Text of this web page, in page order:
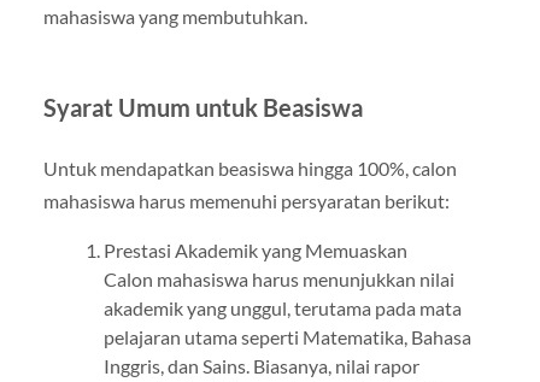
mahasiswa yang membutuhkan.
Syarat Umum untuk Beasiswa
Untuk mendapatkan beasiswa hingga 100%, calon
mahasiswa harus memenuhi persyaratan berikut:
Prestasi Akademik yang Memuaskan
Calon mahasiswa harus menunjukkan nilai
akademik yang unggul, terutama pada mata
pelajaran utama seperti Matematika, Bahasa
Inggris, dan Sains. Biasanya, nilai rapor